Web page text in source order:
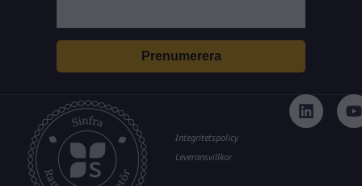
i
n
o
u
Integritetspolicy
Leveransvillkor